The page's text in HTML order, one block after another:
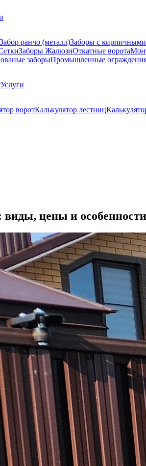
Забор ранчо (металл)Заборы с кирпичными
Заборы ЖалюзиОткатные ворота
заборыПромышленные
Услуги
воротКалькулятор лестниц
цены и